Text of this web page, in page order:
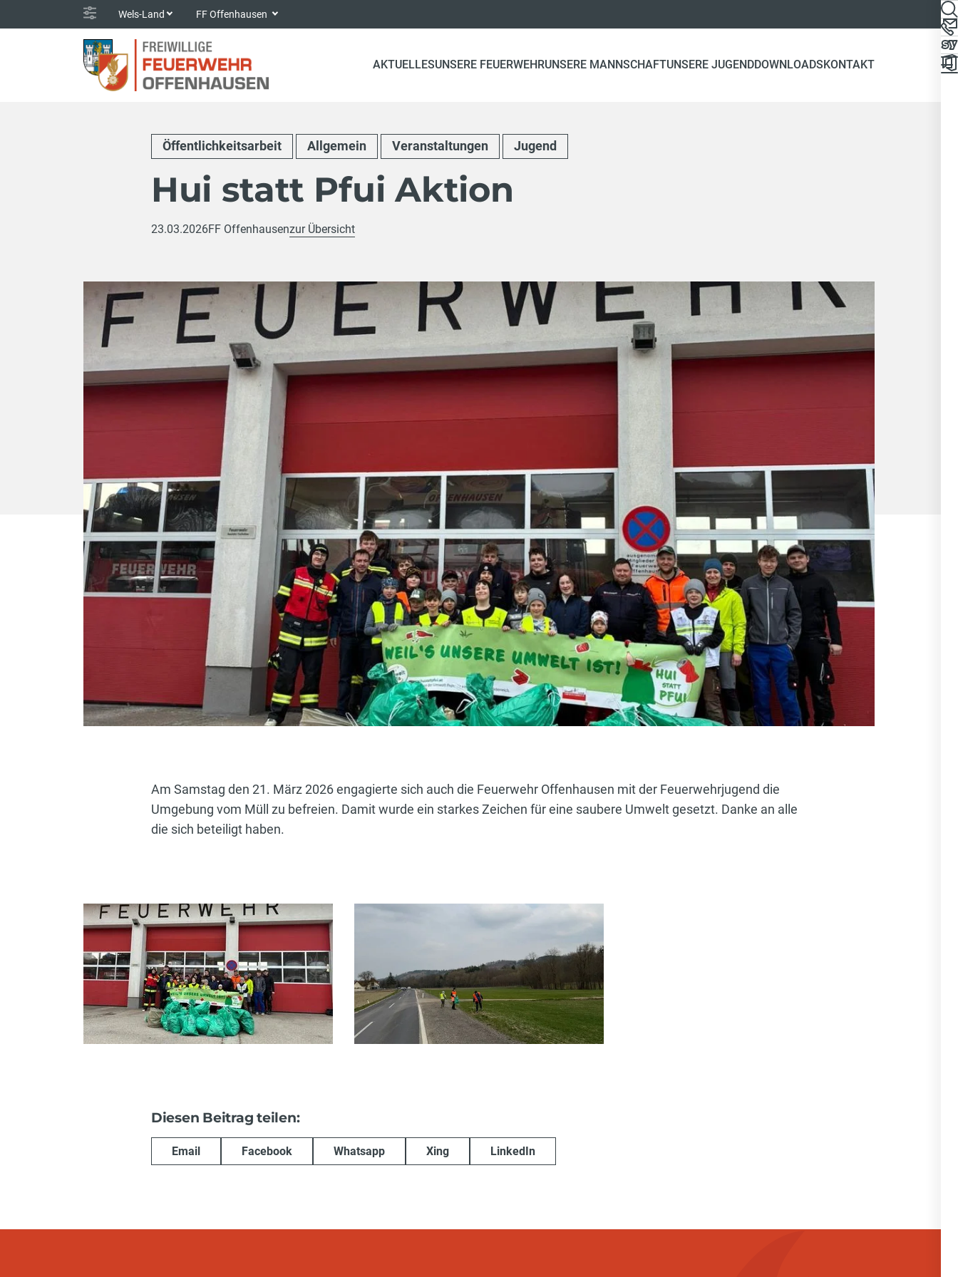
Wels-Land FF Offenhausen
AKTUELLESUNSERE FEUERWEHRUNSERE MANNSCHAFTUNSERE JUGENDDOWNLOADS KONTAKT
Öffentlichkeitsarbeit Allgemein Veranstaltungen Jugend
Hui statt Pfui Aktion
23.03.2026FF Offenhausenzur Übersicht
Am Samstag den 21. März 2026 engagierte sich auch die Feuerwehr Offenhausen mit der Feuerwehrjugend die
Umgebung vom Müll zu befreien. Damit wurde ein starkes Zeichen für eine saubere Umwelt gesetzt. Danke an alle
die sich beteiligt haben.
Diesen Beitrag teilen:
Email Facebook Whatsapp Xing LinkedIn